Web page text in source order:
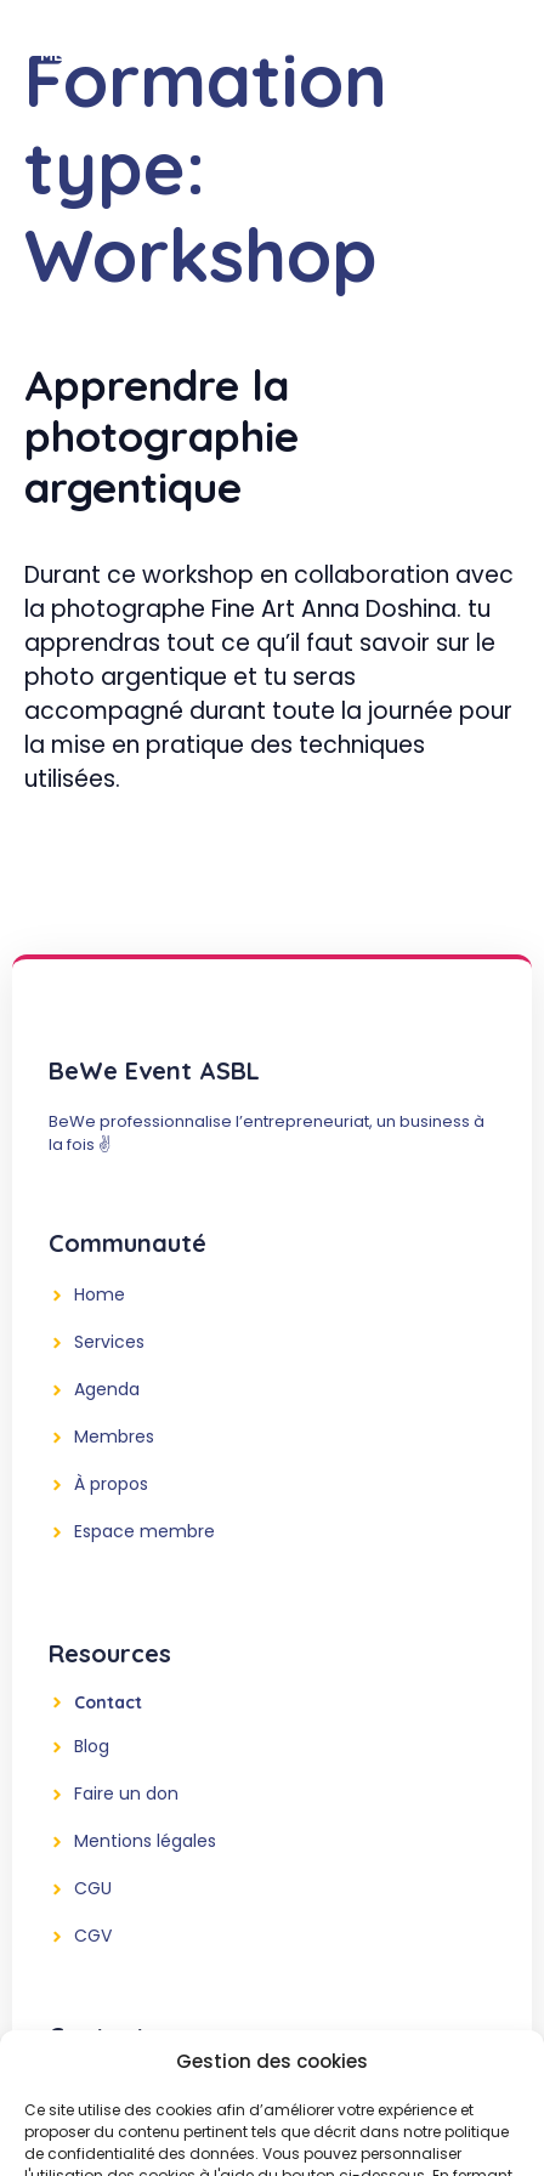
Gestion des cookies
Ce site utilise des cookies afin d’améliorer votre expérience et
proposer du contenu pertinent tels que décrit dans notre politique
de confidentialité des données. Vous pouvez personnaliser
content
MENU
Formation
type:
Workshop
Apprendre la
photographie
argentique
Durant ce workshop en collaboration avec
la photographe Fine Art Anna Doshina. tu
apprendras tout ce qu’il faut savoir sur le
photo argentique et tu seras
accompagné durant toute la journée pour
la mise en pratique des techniques
utilisées.
BeWe Event ASBL
BeWe professionnalise l’entrepreneuriat, un business à
la fois ✌️
Communauté
Home
Services
Agenda
Membres
À propos
Espace membre
Resources
Contact
Blog
Faire un don
Mentions légales
CGU
CGV
Contact
Association sans but lucratif
51, Chemin Bertinchamps